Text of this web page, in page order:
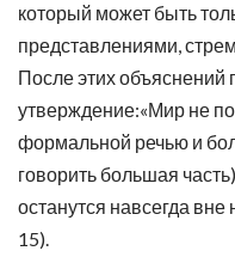
который может быть
представлениями,
После этих
утверждение:«Мир не
формальной речью и
говорить большая
останутся навсегда
15).